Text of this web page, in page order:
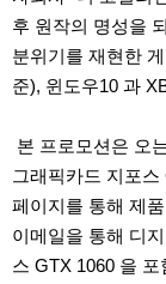
후 원작의 명성을
분위기를 재현한
준), 윈도우10 과
본 프로모션은 오
그래픽카드 지포
페이지를 통해 제
이메일을 통해 디
스 GTX 1060 을